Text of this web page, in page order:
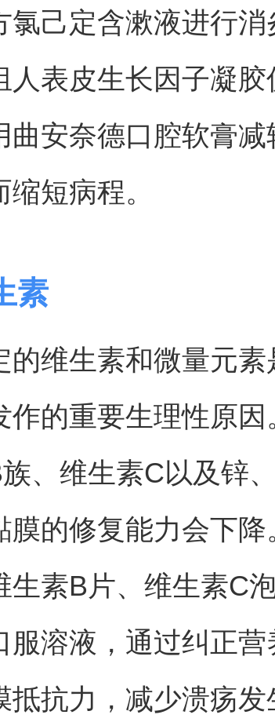
己定含漱液进行消
人表皮生长因子凝胶
曲安奈德口腔软膏减
短病程。
素
的维生素和微量元素
作的重要生理性原因
、维生素C以及锌
膜的修复能力会下降
生素B片、维生素C
服溶液，通过纠正营
抵抗力，减少溃疡发